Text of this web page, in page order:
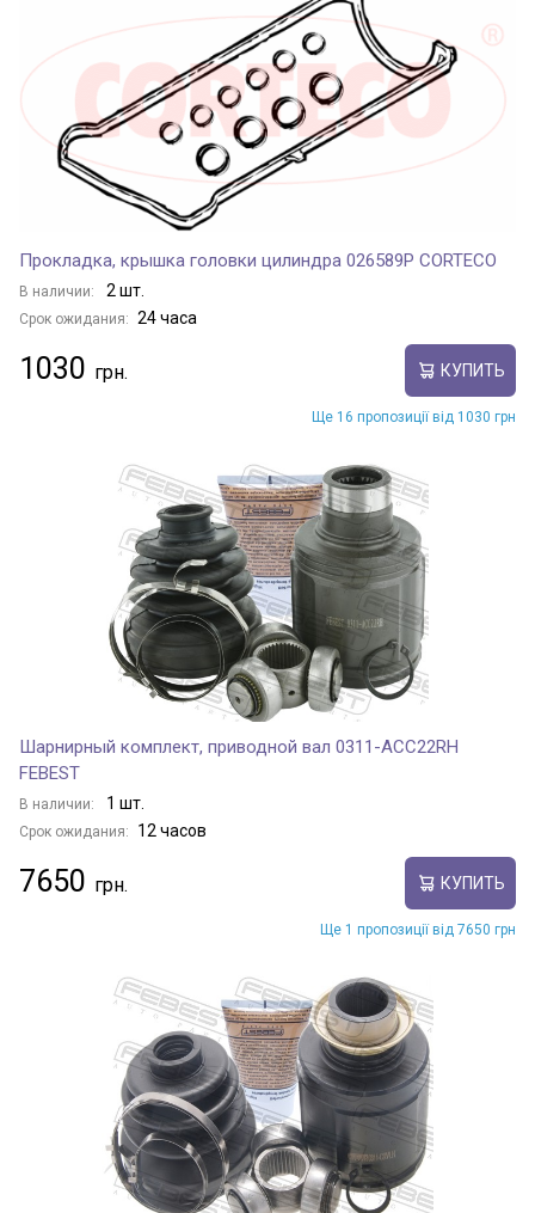
Прокладка, крышка головки цилиндра 026589P CORTECO
В наличии: 2 шт.
Срок ожидания: 24 часа
1030 КУПИТЬ
Ще 16 пропозиції від 1030 грн
Шарнирный комплект, приводной вал 0311-ACC22RH
FEBEST
В наличии: 1 шт.
Срок ожидания: 12 часов
7650 КУПИТЬ
Ще 1 пропозиції від 7650 грн